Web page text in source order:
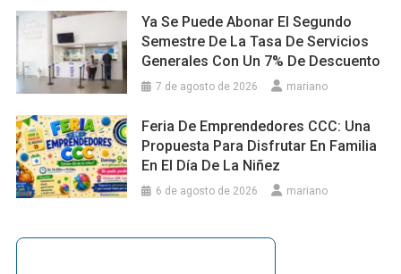
Ya Se Puede Abonar El Segundo
Semestre De La Tasa De Servicios
Generales Con Un 7% De Descuento
7 de agosto de 2026 mariano
Feria De Emprendedores CCC: Una
Propuesta Para Disfrutar En Familia
En El Día De La Niñez
6 de agosto de 2026 mariano